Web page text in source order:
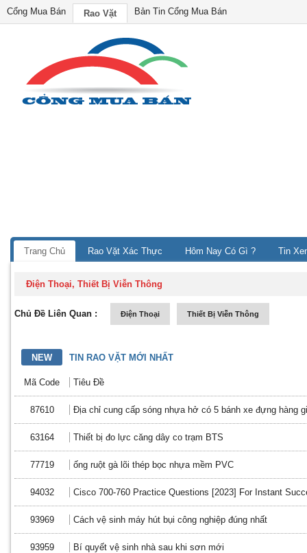
Cổng Mua Bán Rao Vặt Bản Tin Cổng Mua Bán
Trang Chủ Rao Vặt Xác Thực Hôm Nay Có Gì ? Tin
Điện Thoại, Thiết Bị Viễn Thông
Chủ Đề Liên Quan : Điện Thoại Thiết Bị Viễn Thông
NEW TIN RAO VẶT MỚI NHẤT
Mã Code Tiêu Đề
87610 Địa chỉ cung cấp sóng nhựa hở có 5 bánh xe đựng hàng
63164 Thiết bị đo lực căng dây co trạm BTS
77719 ống ruột gà lõi thép bọc nhựa mềm PVC
94032 Cisco 700-760 Practice Questions [2023] For Instant
93969 Cách vệ sinh máy hút bụi công nghiệp đúng nhất
93959 Bí quyết vệ sinh nhà sau khi sơn mới